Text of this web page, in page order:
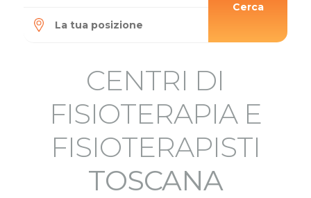
Cerca
CENTRI DI
FISIOTERAPIA E
FISIOTERAPISTI
TOSCANA